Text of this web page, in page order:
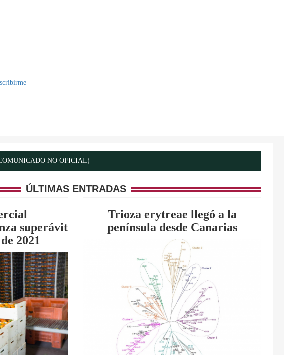
NO OFICIAL)
ÚLTIMAS ENTRADAS
superávit
2021
Trioza erytreae llegó a la
península desde Canarias